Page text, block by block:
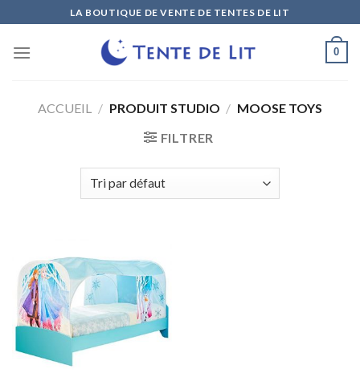
to
content
LA BOUTIQUE DE VENTE DE TENTES DE LIT
0
ACCUEIL / PRODUIT STUDIO / MOOSE TOYS
FILTRER